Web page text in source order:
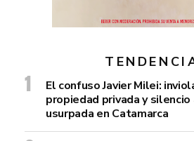
El confuso Javier Milei:
propiedad privada y
usurpada en Catamarca